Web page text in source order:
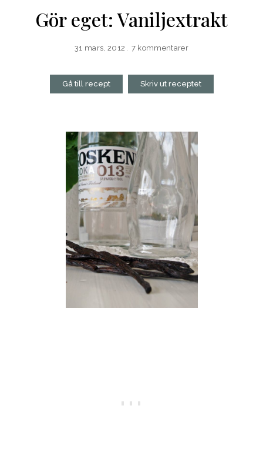
Gör eget: Vaniljextrakt
31 mars, 2012 7 kommentarer
Gå till recept Skriv ut receptet